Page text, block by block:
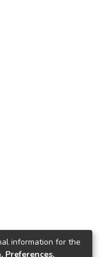
information for the
Preferences,